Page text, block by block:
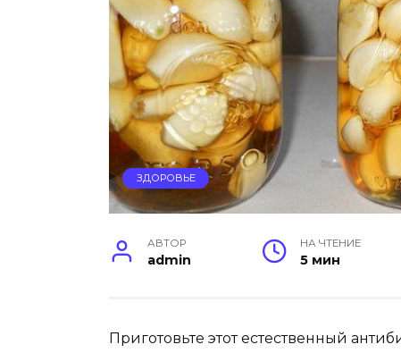
ЗДОРОВЬЕ
АВТОР
admin
НА ЧТЕНИЕ
5 мин
Приготовьте этот естественный